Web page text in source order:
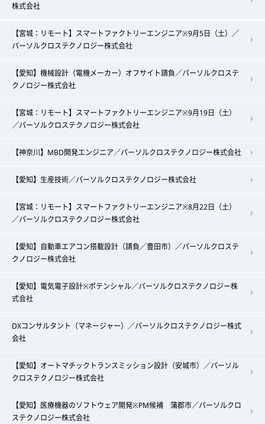
株式会社
【宮城：リモート】スマートファクトリーエンジニア※9月5日（土）／
パーソルクロステクノロジー株式会社
【愛知】機械設計（電機メーカー）オフサイト請負／パーソルクロステ
クノロジー株式会社
【宮城：リモート】スマートファクトリーエンジニア※9月19日（土）
／パーソルクロステクノロジー株式会社
【神奈川】MBD開発エンジニア／パーソルクロステクノロジー株式会社
【愛知】生産技術／パーソルクロステクノロジー株式会社
【宮城：リモート】スマートファクトリーエンジニア※8月22日（土）
／パーソルクロステクノロジー株式会社
【愛知】自動車エアコン搭載設計（請負／豊田市）／パーソルクロステ
クノロジー株式会社
【愛知】電気電子設計※ポテンシャル／パーソルクロステクノロジー株
式会社
DXコンサルタント（マネージャー）／パーソルクロステクノロジー株式
会社
【愛知】オートマチックトランスミッション設計（安城市）／パーソル
クロステクノロジー株式会社
【愛知】医療機器のソフトウェア開発※PM候補 蒲郡市／パーソルクロ
ステクノロジー株式会社